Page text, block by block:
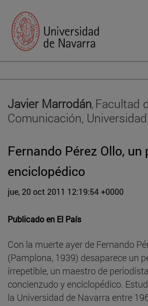
Javier Marrodán, Facultad
Comunicación,
Fernando Pérez Ollo, un
enciclopédico
jue, 20 oct 2011 12:19:54 +0000
Publicado en El País
Con la muerte ayer de Fernando
(Pamplona, 1939) desaparece un
irrepetible, un maestro de
concienzudo y enciclopédico.
la Universidad de Navarra entre